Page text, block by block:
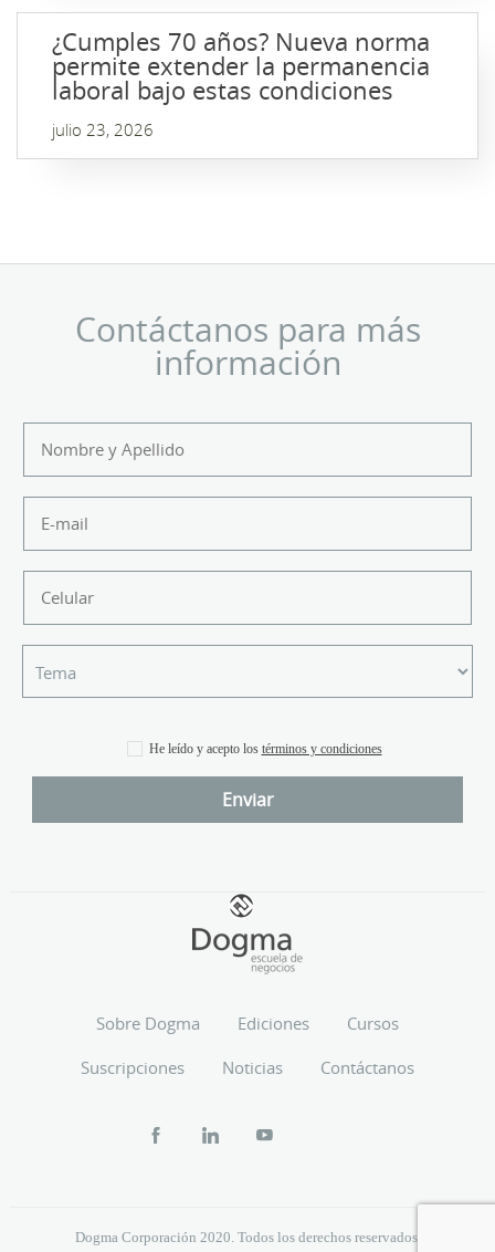
¿Cumples 70 años? Nueva norma
permite extender la permanencia
laboral bajo estas condiciones
julio 23, 2026
Contáctanos para más
información
He leído y acepto los términos y condiciones
Sobre Dogma Ediciones
Cursos
Suscripciones
Noticias Contáctanos
Dogma Corporación 2020. Todos los derechos reservados.